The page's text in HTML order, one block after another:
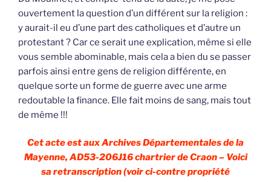
ouvertement la question d’un différent sur la religion :
y aurait-il eu d’une part des catholiques et d’autre un
protestant ? Car ce serait une explication, même si elle
vous semble abominable, mais cela a bien du se passer
parfois ainsi entre gens de religion différente, en
quelque sorte un forme de guerre avec une arme
redoutable la finance. Elle fait moins de sang, mais tout
de même !!!
Cet acte est aux Archives Départementales de la
Mayenne, AD53-206J16 chartrier de Craon – Voici
sa retranscription (voir ci-contre propriété